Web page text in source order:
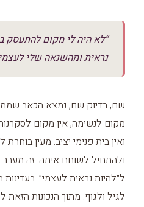
“לא היה לי מקום להתעסק
נראית ומהשנאה שלי
שם, בדיוק שם, נמצא הכאב
מקום לנשימה, אין מקום
ואין בית פנימי יציב. מעין
ולהתחיל לשוחח איתה. זה
ל״להיות נראית לעצמי״.
לגיל ולגוף. מתוך הנכונות